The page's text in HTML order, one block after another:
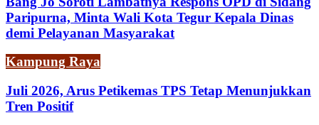
Paripurna, Minta Wali Kota Tegur Kepala Dinas
demi Pelayanan Masyarakat
Kampung Raya
Juli 2026, Arus Petikemas TPS Tetap Menunjukkan
Tren Positif